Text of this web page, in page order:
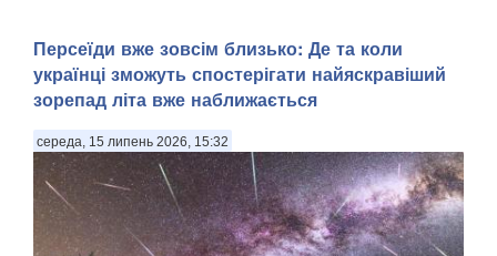
Персеїди вже зовсім близько: Де та коли
українці зможуть спостерігати найяскравіший
зорепад літа вже наближається
середа, 15 липень 2026, 15:32